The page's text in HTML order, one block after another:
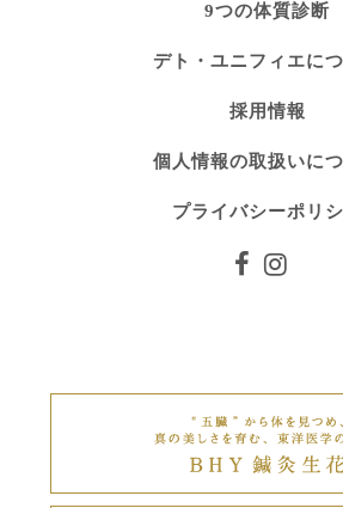
9つの体質診断
デト・ユニフィエに
採用情報
個人情報の取扱いに
プライバシーポリ